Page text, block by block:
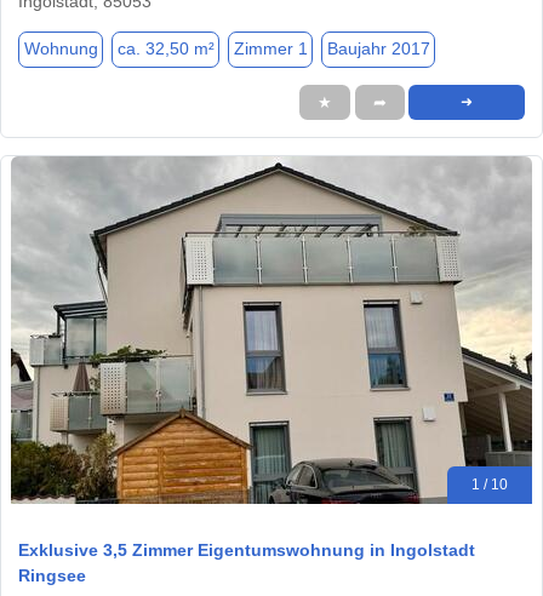
Wohnung ca. 32,50 m² Zimmer 1 Baujahr 2017
★ ➦ ➜
1 / 10
Exklusive 3,5 Zimmer Eigentumswohnung in Ingolstadt
Ringsee